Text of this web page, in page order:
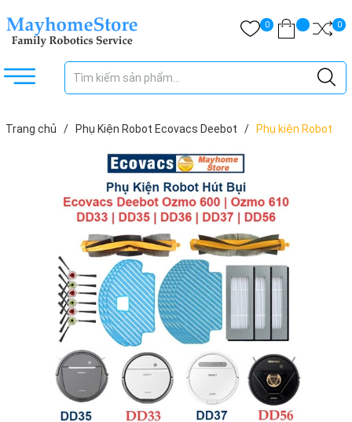
0 0
Trang chủ / Phụ Kiện Robot Ecovacs Deebot /
Phụ kiện Robot
DD35 | DD36 | DD37 | DD56 ///